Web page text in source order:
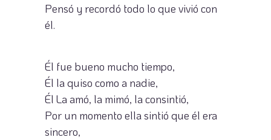
Pensó y recordó todo lo que vivió con
él.
Él fue bueno mucho tiempo,
Él la quiso como a nadie,
Él La amó, la mimó, la consintió,
Por un momento ella sintió que él era
sincero,